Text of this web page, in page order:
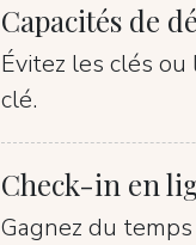
Capacités de
Évitez les clés
clé.
Check-in en
Gagnez du